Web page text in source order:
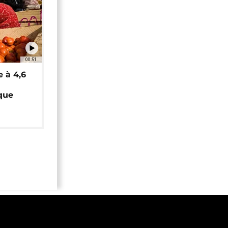
00:51
à 4,6